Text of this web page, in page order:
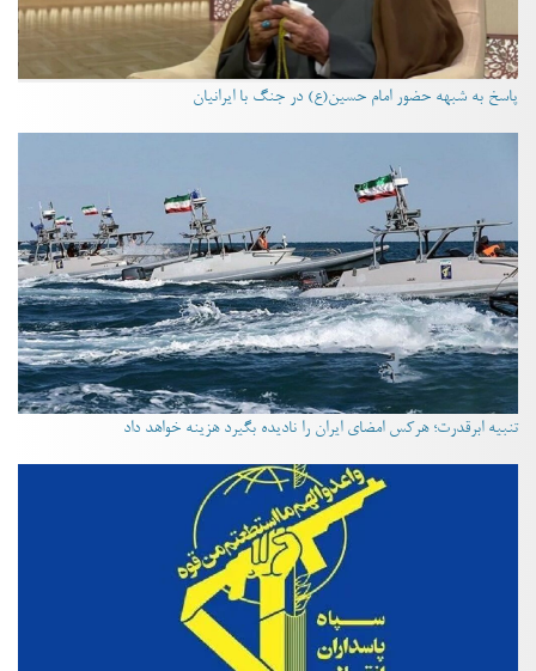
پاسخ به شبهه حضور امام حسین(ع) در جنگ با ایرانیان
تنبیه ابرقدرت؛ هرکس امضای ایران را نادیده بگیرد هزینه خواهد داد